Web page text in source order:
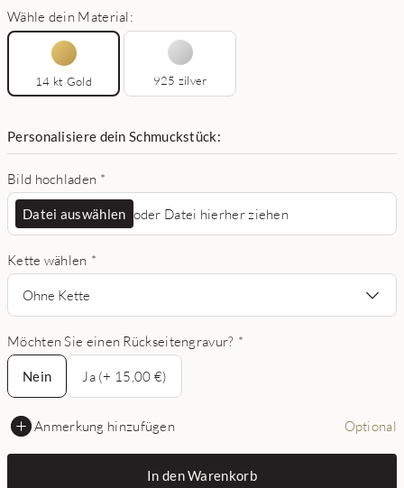
Wähle dein Material:
14 kt Gold 925 zilver
Personalisiere dein Schmuckstück:
Bild hochladen *
Datei auswählen oder Datei hierher ziehen
Kette wählen *
Ohne Kette
Möchten Sie einen Rückseitengravur? *
Nein
Nein
Ja (+ 15,00 €)
Anmerkung hinzufügen Optional
In den Warenkorb